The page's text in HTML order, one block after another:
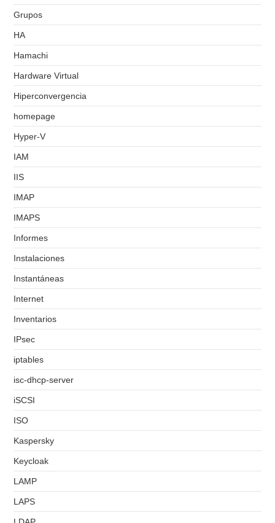
Grupos
HA
Hamachi
Hardware Virtual
Hiperconvergencia
homepage
Hyper-V
IAM
IIS
IMAP
IMAPS
Informes
Instalaciones
Instantáneas
Internet
Inventarios
IPsec
iptables
isc-dhcp-server
iSCSI
ISO
Kaspersky
Keycloak
LAMP
LAPS